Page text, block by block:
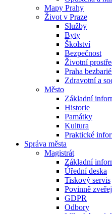
Mapy Prahy
Život v Praze
Služby
Byty
Školství
Bezpečnost
Životní
Praha
Zdravotní a
Město
Základní
Historie
Památky
Kultura
Praktické
Správa města
Magistrát
Základní
Úřední deska
Tiskový servis
Povinně
GDPR
Odbory